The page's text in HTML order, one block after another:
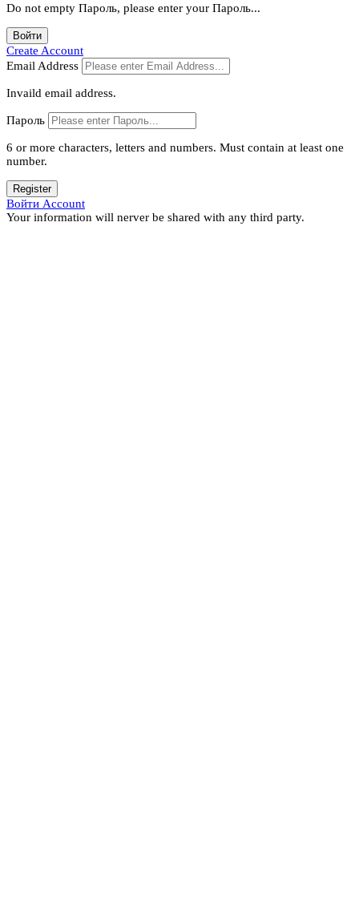
Do not empty Пароль, please enter your Пароль...
Войти
Create Account
Email Address
Invaild email address.
Пароль
6 or more characters, letters and numbers. Must contain at least one
number.
Register
Войти Account
Your information will nerver be shared with any third party.